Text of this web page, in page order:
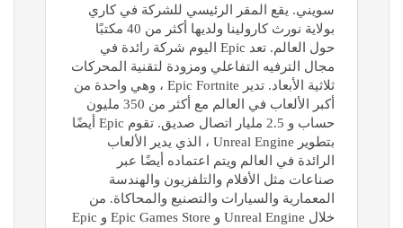
سويني. يقع المقر الرئيسي للشركة في كاري
بولاية نورث كارولينا ولديها أكثر من 40 مكتبًا
حول العالم. تعد Epic اليوم شركة رائدة في
مجال الترفيه التفاعلي ومزودة لتقنية المحركات
ثلاثية الأبعاد. تدير Epic Fortnite ، وهي واحدة من
أكبر الألعاب في العالم مع أكثر من 350 مليون
حساب و 2.5 مليار اتصال صديق. تقوم Epic أيضًا
بتطوير Unreal Engine ، الذي يدير الألعاب
الرائدة في العالم ويتم اعتماده أيضًا عبر
صناعات مثل الأفلام والتلفزيون والهندسة
المعمارية والسيارات والتصنيع والمحاكاة. من
خلال Unreal Engine و Epic Games Store و Epic